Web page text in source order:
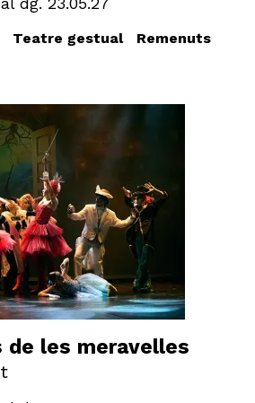
Teatre gestual Remenuts
de les meravelles